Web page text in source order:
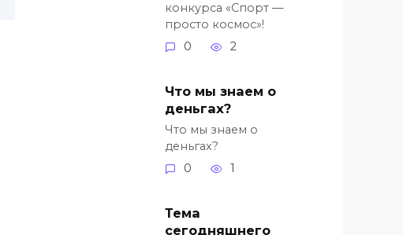
конкурса «Спорт —
просто космос»!
0
2
Что мы знаем о
деньгах?
Что мы знаем о
деньгах?
0
1
Тема
сегодняшнего